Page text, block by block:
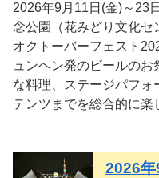
2026年9月11日(金)～23
念公園（花みどり文化セ
オクトーバーフェスト
ュンヘン発のビールの
な料理、ステージパフォ
テンツまでを総合的に楽
2026年